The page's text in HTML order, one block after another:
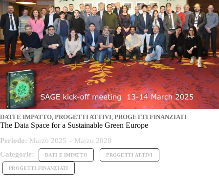
DATI E IMPATTO PROGETTI ATTIVI PROGETTI FINANZIATI
The Data Space for a Sustainable Green Europe
Periodo: Marzo 2025 – Marzo 2028
Categorie:
DATI E IMPATTO PROGETTI ATTIVI
PROGETTI FINANZIATI